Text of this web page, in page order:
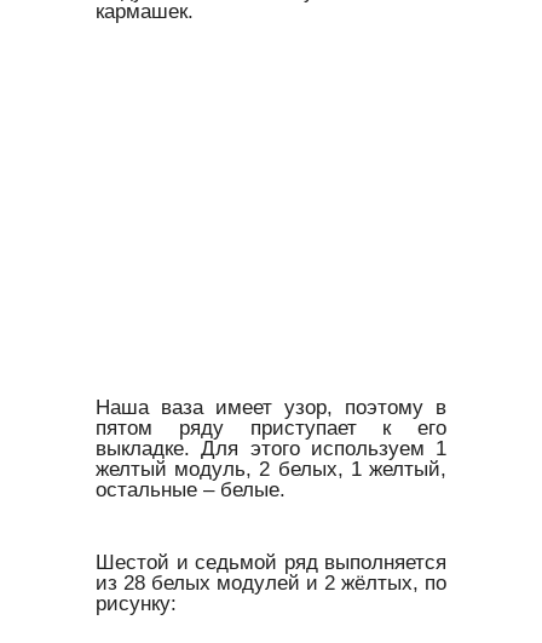
кармашек.
Наша ваза имеет узор, поэтому в
пятом ряду приступает к его
выкладке. Для этого используем 1
желтый модуль, 2 белых, 1 желтый,
остальные – белые.
Шестой и седьмой ряд выполняется
из 28 белых модулей и 2 жёлтых, по
рисунку: